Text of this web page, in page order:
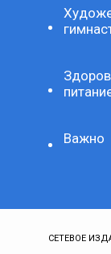
Важно
СЕТЕВОЕ